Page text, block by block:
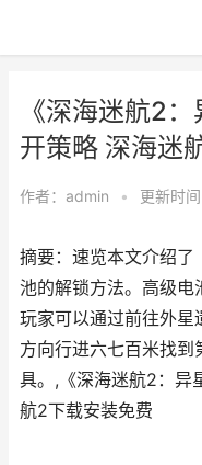
《深海迷航2
开策略 深海迷
作者： admin • 更新时
摘要：速览本文介绍
池的解锁方法。高级电
玩家可以通过前往外星
方向行进六七百米找
具。,《深海迷航2：异
航2下载安装免费